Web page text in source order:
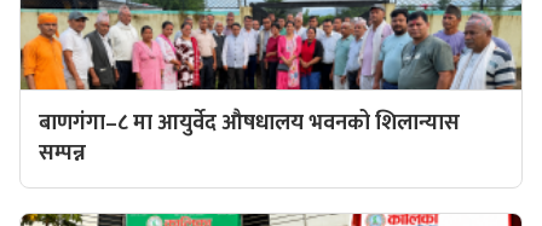
बाणगंगा–८ मा आयुर्वेद औषधालय भवनको शिलान्यास
सम्पन्न